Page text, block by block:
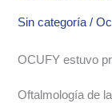
Sin categoría /
OCUFY estuvo
Oftalmología de